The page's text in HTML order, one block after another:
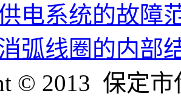
电系统的故障
弧线圈的内部
© 2013 保定